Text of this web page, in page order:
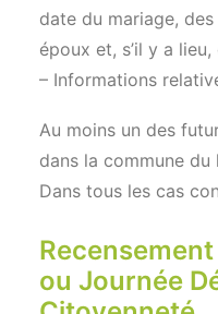
date du mariage,
époux et, s’il y a
– Informations
Au moins un des
dans la commune du
Dans tous les cas
ou Journée